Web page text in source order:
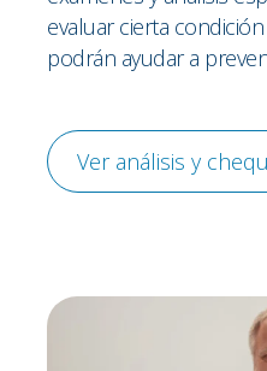
evaluar cierta
podrán ayudar a
Ver análisis y